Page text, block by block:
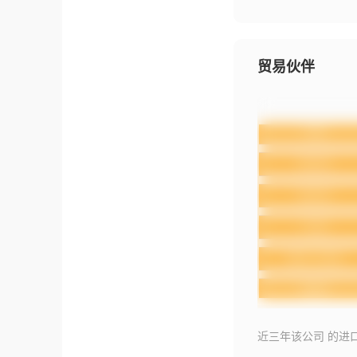
贸易伙伴
近三年该公司 的进